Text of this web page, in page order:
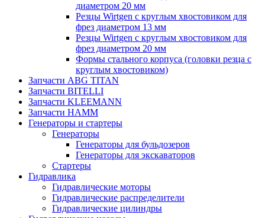
диаметром 20 мм
Резцы Wirtgen с круглым хвостовиком для
фрез диаметром 13 мм
Резцы Wirtgen с круглым хвостовиком для
фрез диаметром 20 мм
Формы стального корпуса (головки резца с
круглым хвостовиком)
Запчасти ABG TITAN
Запчасти BITELLI
Запчасти KLEEMANN
Запчасти HAMM
Генераторы и стартеры
Генераторы
Генераторы для бульдозеров
Генераторы для экскаваторов
Стартеры
Гидравлика
Гидравлические моторы
Гидравлические распределители
Гидравлические цилиндры